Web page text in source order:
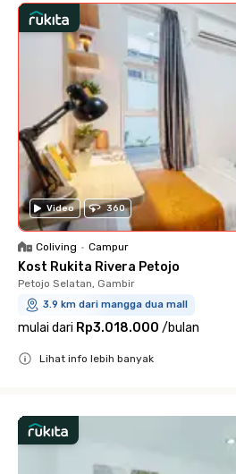
Video 360
Coliving • Campur
Kost Rukita Rivera Petojo
Petojo Selatan, Gambir
3.9 km dari mangga dua mall
mulai dari Rp3.018.000 /bulan
Lihat info lebih banyak